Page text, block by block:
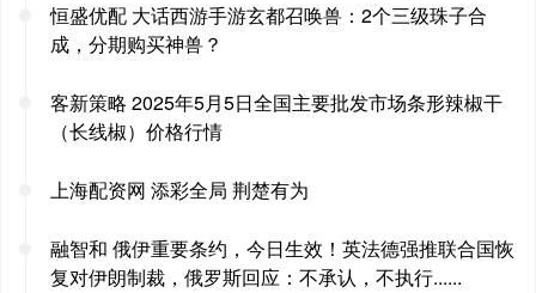
恒盛优配 大话西游手游玄都召唤兽：2个三级珠子合
成，分期购买神兽？
客新策略 2025年5月5日全国主要批发市场条形辣椒干
（长线椒）价格行情
上海配资网 添彩全局 荆楚有为
融智和 俄伊重要条约，今日生效！英法德强推联合国恢
复对伊朗制裁，俄罗斯回应：不承认，不执行......